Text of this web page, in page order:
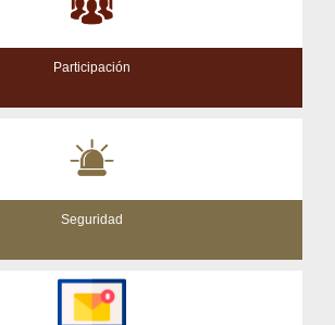
Participación
Seguridad